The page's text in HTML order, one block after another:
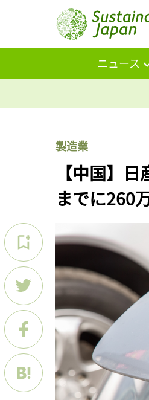
ニュース
製造業
【中国】
までに260